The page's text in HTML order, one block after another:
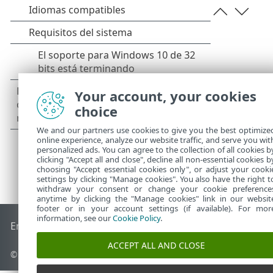
End of Life Base de conocimiento de ESET
© 1992 - 2026 ESET, spol. s r.o. - Todos los derechos reservados.
Your account, your cookies
choice
We and our partners use cookies to give you the best
online experience, analyze our website traffic, and serve you
personalized ads. You can agree to the collection of all cookies
clicking "Accept all and close", decline all non-essential cookies
choosing "Accept essential cookies only", or adjust your
settings by clicking "Manage cookies". You also have the right
withdraw your consent or change your cookie
anytime by clicking the "Manage cookies" link in our
footer or in your account settings (if available). For
information, see ourCookie Policy.
ACCEPT ALL AND CLOSE